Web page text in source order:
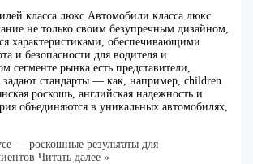
класса люкс Автомобили класса люкс
не только своим безупречным дизайном,
характеристиками, обеспечивающими
и безопасности для водителя и
сегменте рынка есть представители,
задают стандарты — как, например, children
роскошь, английская надежность и
объединяются в уникальных автомобилях,
— роскошные результаты для
Читать далее »